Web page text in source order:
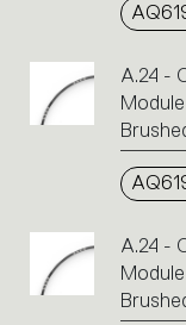
A.24 -
A.24 -